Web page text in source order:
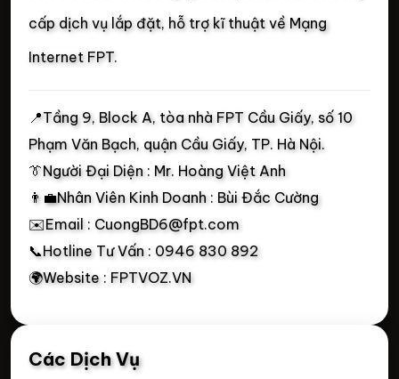
cấp dịch vụ lắp đặt, hỗ trợ kĩ thuật về Mạng
Internet FPT.
📍Tầng 9, Block A, tòa nhà FPT Cầu Giấy, số 10
Phạm Văn Bạch, quận Cầu Giấy, TP. Hà Nội.
👔Người Đại Diện : Mr. Hoàng Việt Anh
👨‍💼Nhân Viên Kinh Doanh : Bùi Đắc Cường
✉️Email : CuongBD6@fpt.com
📞Hotline Tư Vấn : 0946 830 892
🌍Website : FPTVOZ.VN
Các Dịch Vụ